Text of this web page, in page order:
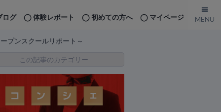
マイページ
初めての方へ
体験レポート
ログ
プンスクールリポート～
この記事のカテゴリー